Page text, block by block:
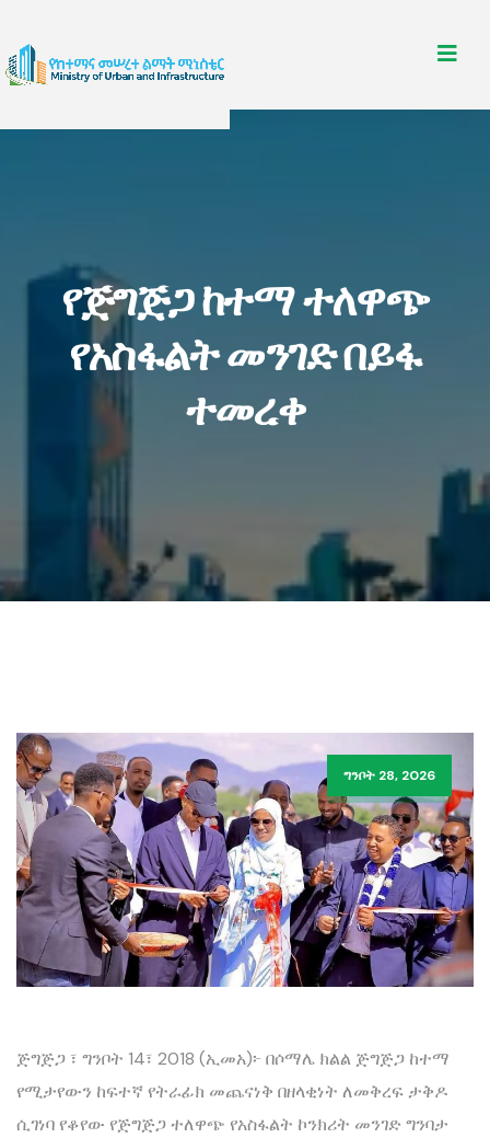
የጅግጅጋ ከተማ ተለዋጭ
የአስፋልት መንገድ በይፋ
ተመረቀ
ግንቦት 28, 2026
ጅግጅጋ ፣ ግንቦት 14፣ 2018 (ኢመአ)፦ በሶማሌ ክልል ጅግጅጋ ከተማ
የሚታየውን ከፍተኛ የትራፊክ መጨናነቅ በዘላቂነት ለመቅረፍ ታቅዶ
ሲገነባ የቆየው የጅግጅጋ ተለዋጭ የአስፋልት ኮንክሪት መንገድ ግንባታ